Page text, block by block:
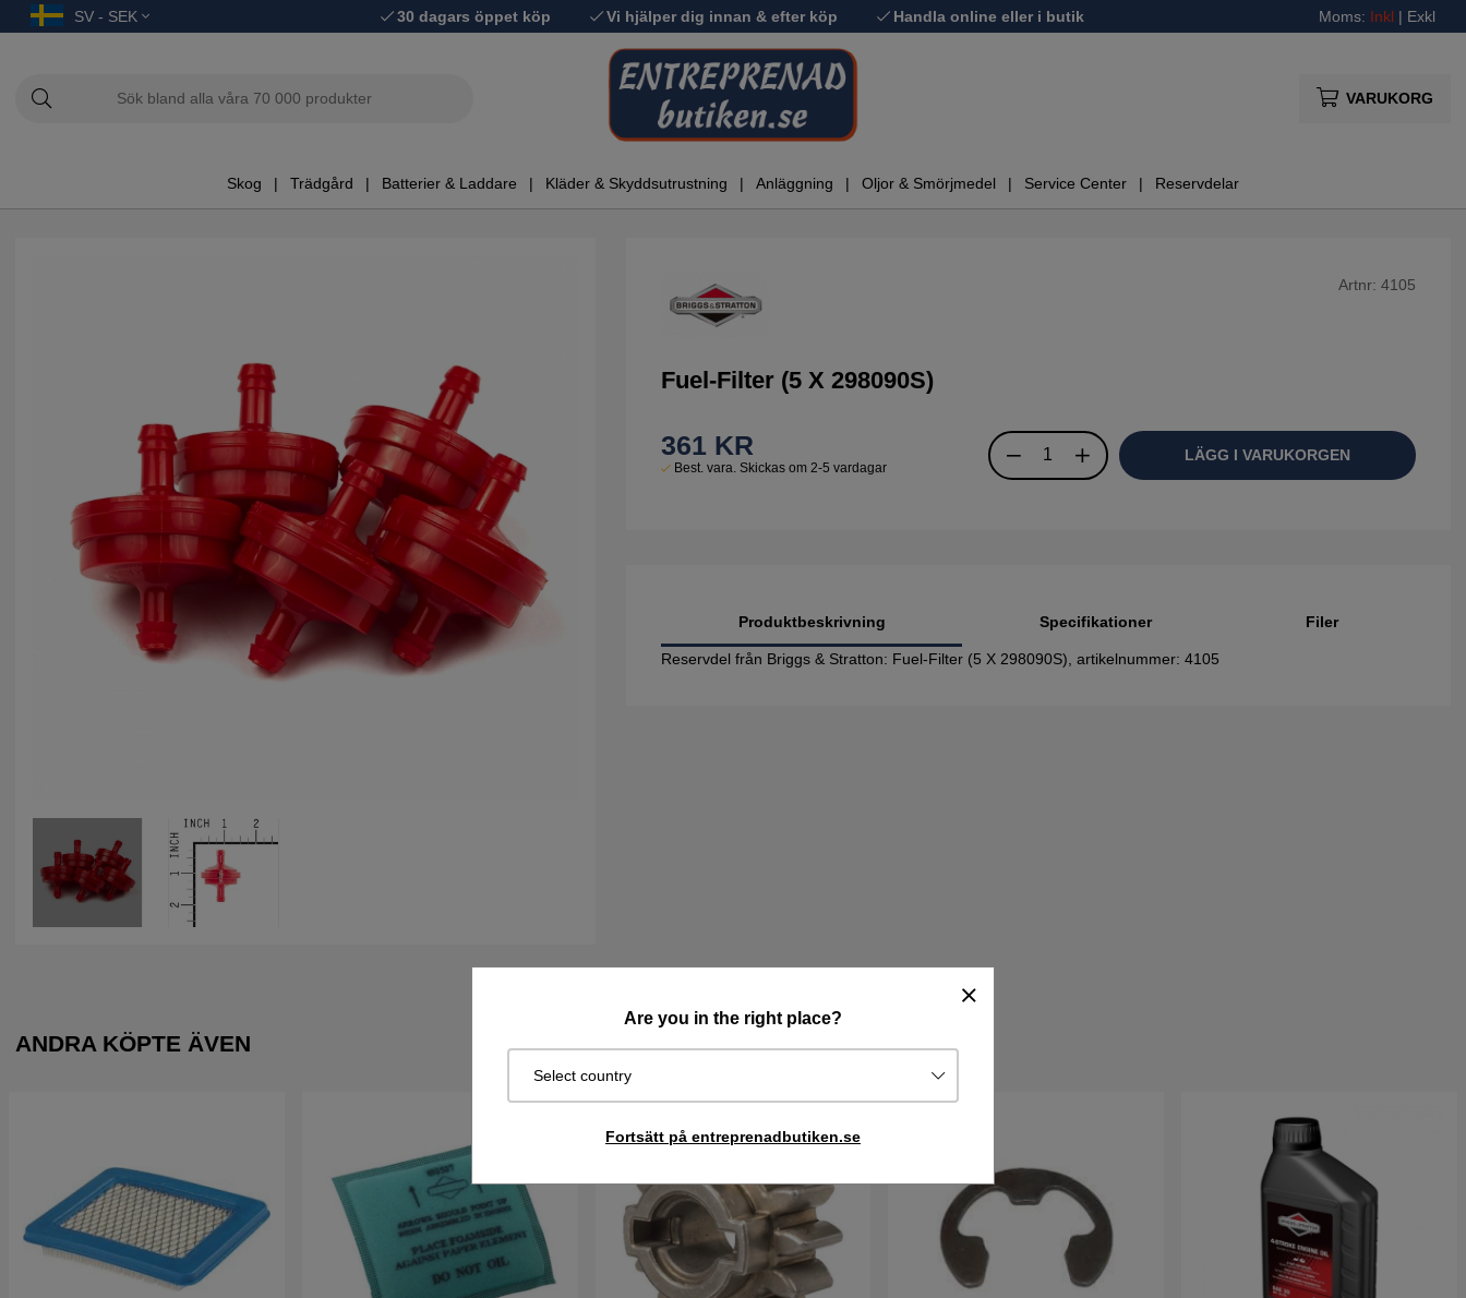
SV - SEK 30 dagars öppet köp Vi hjälper dig innan & efter köp Handla online eller i butik Moms: Inkl | Exkl
VARUKORG
Skog Trädgård Batterier & Laddare Kläder & Skyddsutrustning Anläggning Oljor & Smörjmedel Service Center Reservdelar
Are you in the right place?
Select country
Fortsätt på entreprenadbutiken.se
Artnr: 4105
Fuel-Filter (5 X 298090S)
361 KR
Best. vara. Skickas om 2-5 vardagar
LÄGG I VARUKORGEN
Produktbeskrivning
Reservdel från Briggs & Stratton: Fuel-Filter (5 X 298090S), artikelnummer: 4105
Specifikationer Filer
ANDRA KÖPTE ÄVEN